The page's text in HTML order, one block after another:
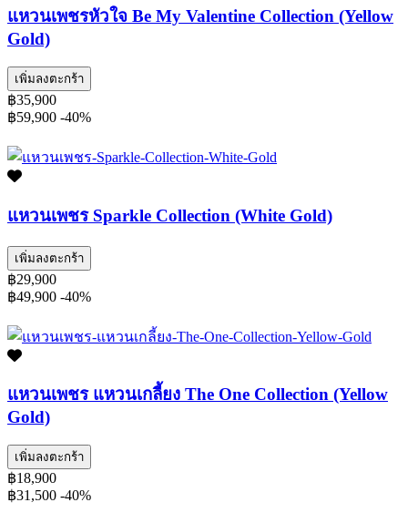
แหวนเพชรหัวใจ Be My Valentine Collection (Yellow
Gold)
เพิ่มลงตะกร้า
฿35,900
฿59,900 -40%
แหวนเพชร Sparkle Collection (White Gold)
เพิ่มลงตะกร้า
฿29,900
฿49,900 -40%
แหวนเพชร แหวนเกลี้ยง The One Collection (Yellow
Gold)
เพิ่มลงตะกร้า
฿18,900
฿31,500 -40%